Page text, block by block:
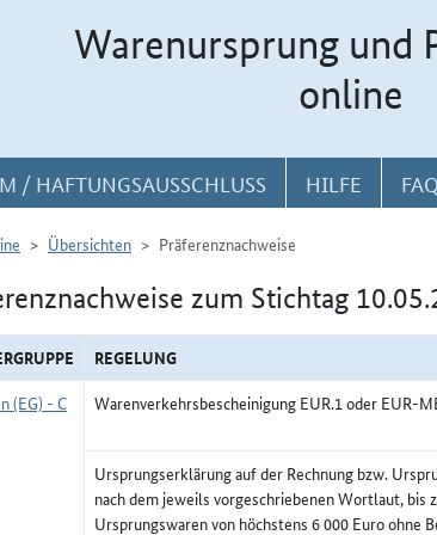
Warenursprung und
online
/ HAFTUNGSAUSSCHLUSS HILFE FAQ
Übersichten Präferenznachweise
zum Stichtag
REGELUNG
(EG) - C
Warenverkehrsbescheinigung EUR.1 oder EUR-
Ursprungserklärung auf der Rechnung bzw.
nach dem jeweils vorgeschriebenen Wortlaut,
Ursprungswaren von höchstens 6 000 Euro